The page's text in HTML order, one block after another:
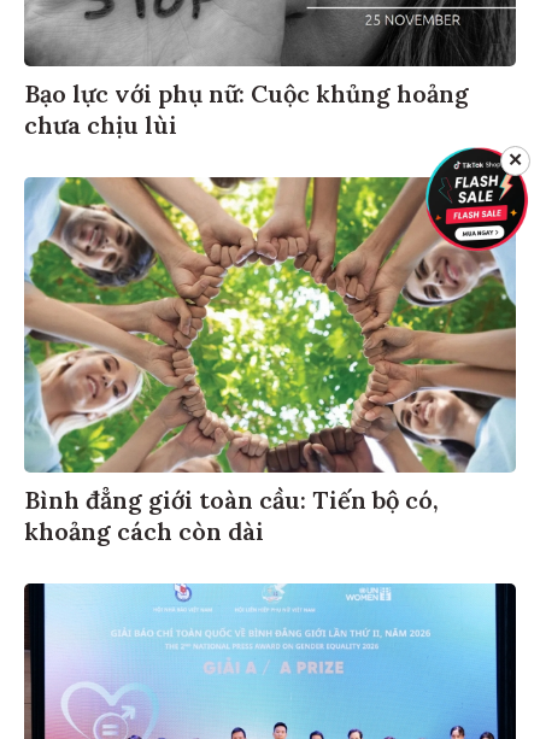
Bạo lực với phụ nữ: Cuộc khủng hoảng
chưa chịu lùi
Bình đẳng giới toàn cầu: Tiến bộ có,
khoảng cách còn dài
✕